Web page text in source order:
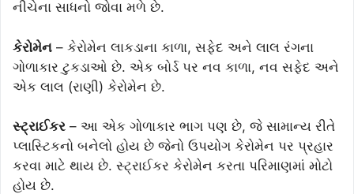
નીચેના સાધનો જોવા મળે છે.
કેરોમેન – કેરોમેન લાકડાના કાળા, સફેદ અને લાલ રંગના
ગોળાકાર ટુકડાઓ છે. એક બોર્ડ પર નવ કાળા, નવ સફેદ અને
એક લાલ (રાણી) કેરોમેન છે.
સ્ટ્રાઈકર – આ એક ગોળાકાર ભાગ પણ છે, જે સામાન્ય રીતે
પ્લાસ્ટિકનો બનેલો હોય છે જેનો ઉપયોગ કેરોમેન પર પ્રહાર
કરવા માટે થાય છે. સ્ટ્રાઈકર કેરોમેન કરતા પરિમાણમાં મોટો
હોય છે.